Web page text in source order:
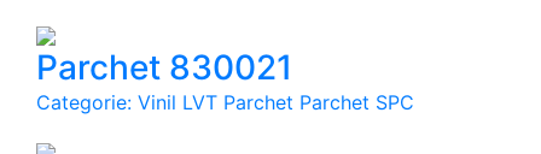
Parchet 830021
Categorie: Vinil LVT Parchet Parchet SPC